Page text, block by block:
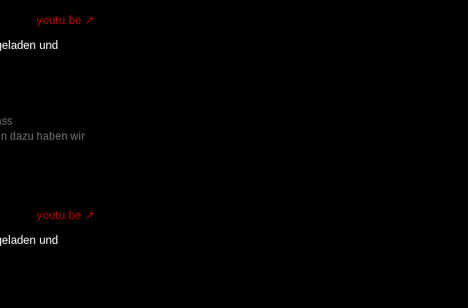
youtu.be
und
dazu haben wir
youtu.be
und